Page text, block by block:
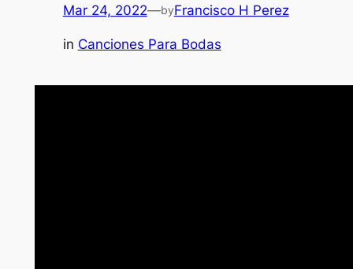
Mar 24, 2022—byFrancisco H Perez
in Canciones Para Bodas